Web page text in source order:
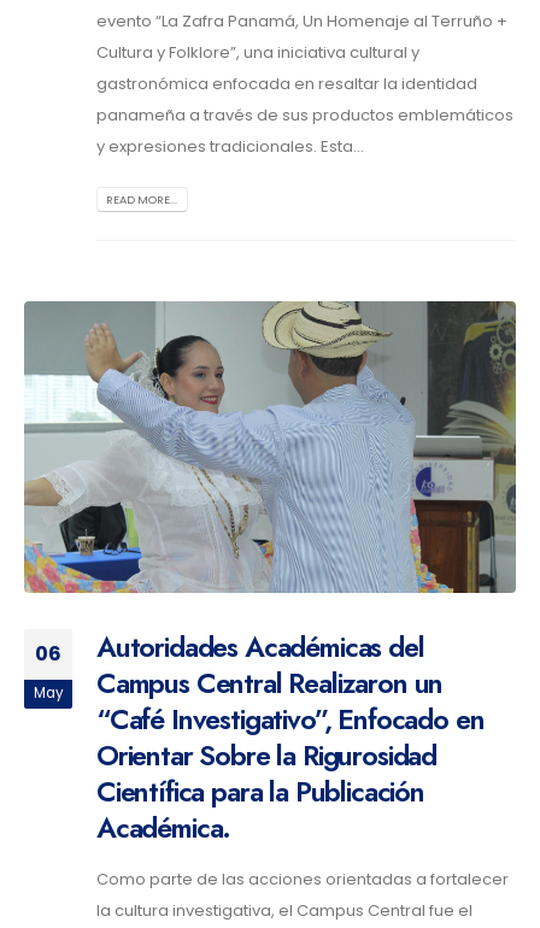
evento “La Zafra Panamá, Un Homenaje al Terruño +
Cultura y Folklore”, una iniciativa cultural y
gastronómica enfocada en resaltar la identidad
panameña a través de sus productos emblemáticos
y expresiones tradicionales. Esta...
READ MORE...
06
May
Autoridades Académicas del
Campus Central Realizaron un
“Café Investigativo”, Enfocado en
Orientar Sobre la Rigurosidad
Científica para la Publicación
Académica.
Como parte de las acciones orientadas a fortalecer
la cultura investigativa, el Campus Central fue el